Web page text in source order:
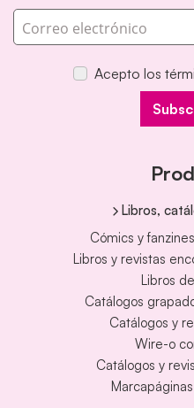
Correo electrónico
Acepto los
Libros,
Cómics y
Libros y revistas
Libros
Catálogos
Catálogos y
Wire-o
Catálogos y